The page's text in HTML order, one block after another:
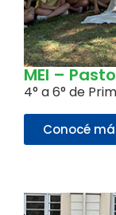
MEI –
4° a 6° de
Conocé